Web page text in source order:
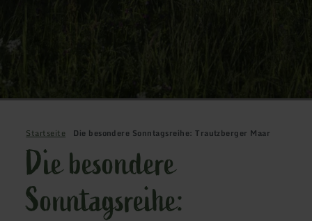
Startseite Die besondere Sonntagsreihe: Trautzberger Maar
Die besondere
Sonntagsreihe: